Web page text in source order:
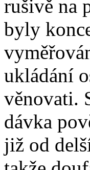
rušivě na
byly
ukládání
věnovati.
dávka
již od